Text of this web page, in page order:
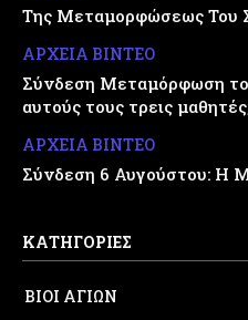
Της Μεταμορφώσεως Του
ΑΡΧΕΙΑ ΒΙΝΤΕΟ
Σύνδεση Μεταμόρφωση
αυτούς τους τρεις
ΑΡΧΕΙΑ ΒΙΝΤΕΟ
Σύνδεση 6 Αυγούστου: Η
ΚΑΤΗΓΟΡΙΕΣ
ΒΙΟΙ ΑΓΙΩΝ